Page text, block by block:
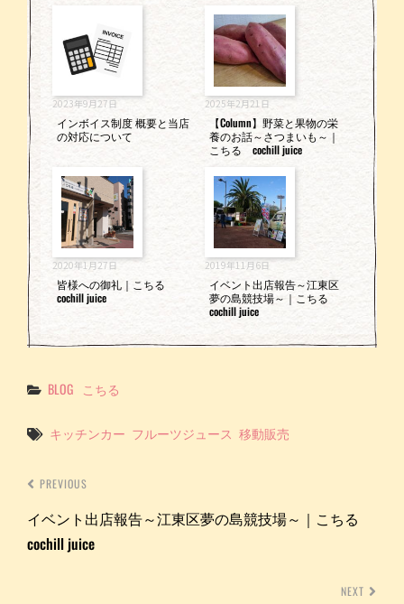
2023年9月27日
インボイス制度 概要と当店
の対応について
2025年2月21日
【Column】野菜と果物の栄
養のお話～さつまいも～｜
こちる cochill juice
2020年1月27日
皆様への御礼｜こちる
cochill juice
2019年11月6日
イベント出店報告～江東区
夢の島競技場～｜こちる
cochill juice
Categories
BLOG こちる
Tags
キッチンカー フルーツジュース 移動販売
PREVIOUS
イベント出店報告～江東区夢の島競技場～｜こちる
cochill juice
NEXT